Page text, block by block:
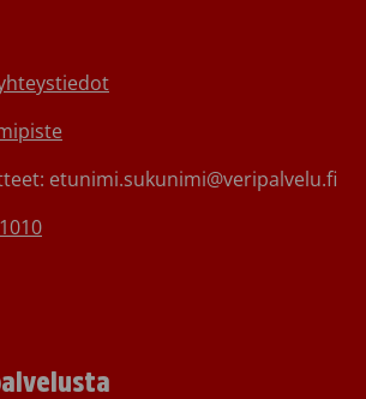
etunimi.sukunimi@veripalvelu.fi